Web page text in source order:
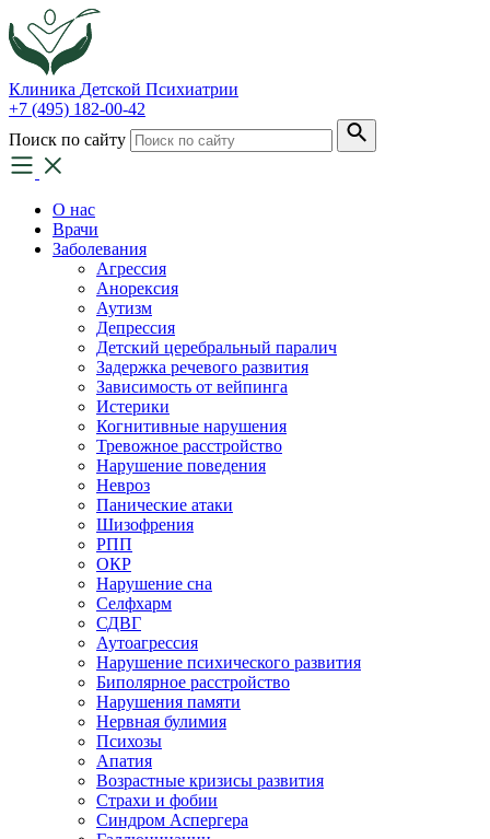
Клиника Детской Психиатрии
+7 (495) 182-00-42
Поиск по сайту
О нас
Врачи
Заболевания
Агрессия
Анорексия
Аутизм
Депрессия
Детский церебральный паралич
Задержка речевого развития
Зависимость от вейпинга
Истерики
Когнитивные нарушения
Тревожное расстройство
Нарушение поведения
Невроз
Панические атаки
Шизофрения
РПП
ОКР
Нарушение сна
Селфхарм
СДВГ
Аутоагрессия
Нарушение психического развития
Биполярное расстройство
Нарушения памяти
Нервная булимия
Психозы
Апатия
Возрастные кризисы развития
Страхи и фобии
Синдром Аспергера